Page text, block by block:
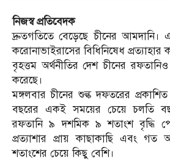
নিজস্ব প্রতিবেদক
দ্রুতগতিতে বেড়েছে চীনের আমদানি।
করোনাভাইরাসের বিধিনিষেধ প্রত্যাহার
বৃহত্তম অর্থনীতির দেশ চীনের
করেছে।
মঙ্গলবার চীনের শুল্ক দফতরের
বছরের একই সময়ের চেয়ে চলতি
রফতানি ৯ দশমিক ৯ শতাংশ বৃদ্ধি
প্রত্যাশার প্রায় কাছাকাছি এবং
শতাংশের চেয়ে কিছু বেশি।